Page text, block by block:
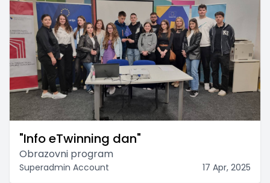
"Info eTwinning dan"
Obrazovni program
Superadmin Account 17 Apr, 2025